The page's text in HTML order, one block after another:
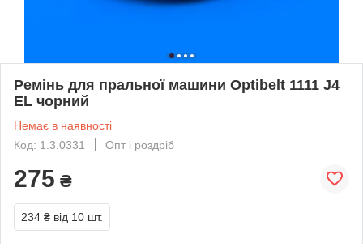
Ремінь для пральної машини Optibelt 1111 J4
EL чорний
Немає в наявності
Код: 1.3.0331
Опт і роздріб
275 ₴
234 ₴ від 10 шт.